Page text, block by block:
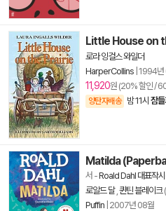
Little House on
로라 잉걸스 와일더
HarperCollins 1994년
11,920원 (20% 할인 /
양탄자배송 밤 11시 잠
Matilda
서 -Roald Dahl 대표작
로알드 달, 퀸틴 블레이크
Puffin 2007년 08월